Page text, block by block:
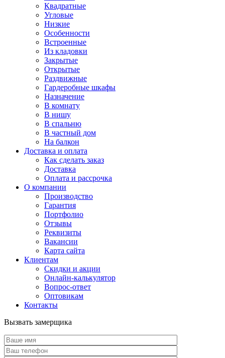
Квадратные
Угловые
Низкие
Особенности
Встроенные
Из кладовки
Закрытые
Открытые
Раздвижные
Гардеробные шкафы
Назначение
В комнату
В нишу
В спальню
В частный дом
На балкон
Доставка и оплата
Как сделать заказ
Доставка
Оплата и рассрочка
О компании
Производство
Гарантия
Портфолио
Отзывы
Реквизиты
Вакансии
Карта сайта
Клиентам
Скидки и акции
Онлайн-калькулятор
Вопрос-ответ
Оптовикам
Контакты
Вызвать замерщика